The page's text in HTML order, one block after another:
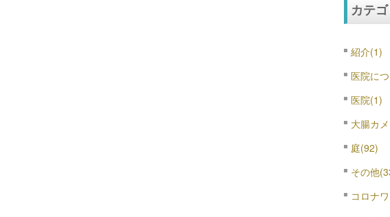
カテ
紹介(1)
医院に
医院(1)
大腸カ
庭(92)
その他
コロナ